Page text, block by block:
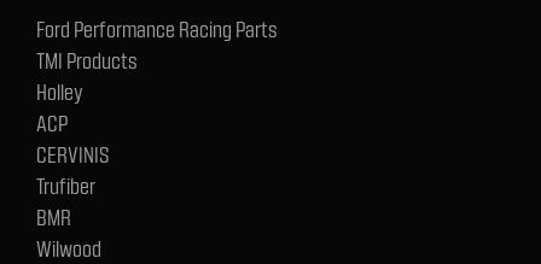
Ford Performance Racing Parts
TMI Products
Holley
ACP
CERVINIS
Trufiber
BMR
Wilwood